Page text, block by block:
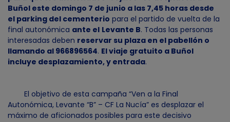
Buñol este domingo 7 de junio a las 7,45 horas desde
el parking del cementerio para el partido de vuelta de la
final autonómica ante el Levante B. Todas las personas
interesadas deben reservar su plaza en el pabellón o
llamando al 966896564. El viaje gratuito a Buñol
incluye desplazamiento, y entrada.
El objetivo de esta campaña “Ven a la Final
Autonómica, Levante “B” – CF La Nucía” es desplazar el
máximo de aficionados posibles para este decisivo